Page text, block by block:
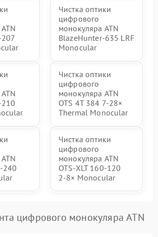
Чистка оптики
цифрового
монокуляра ATN
BlazeHunter‑635 LRF
Monocular
Чистка оптики
цифрового
монокуляра ATN
OTS 4T 384 7‑28×
Thermal Monocular
Чистка оптики
цифрового
монокуляра ATN
OTS‑XLT 160‑120
2‑8× Monocular
цифрового монокуляра ATN